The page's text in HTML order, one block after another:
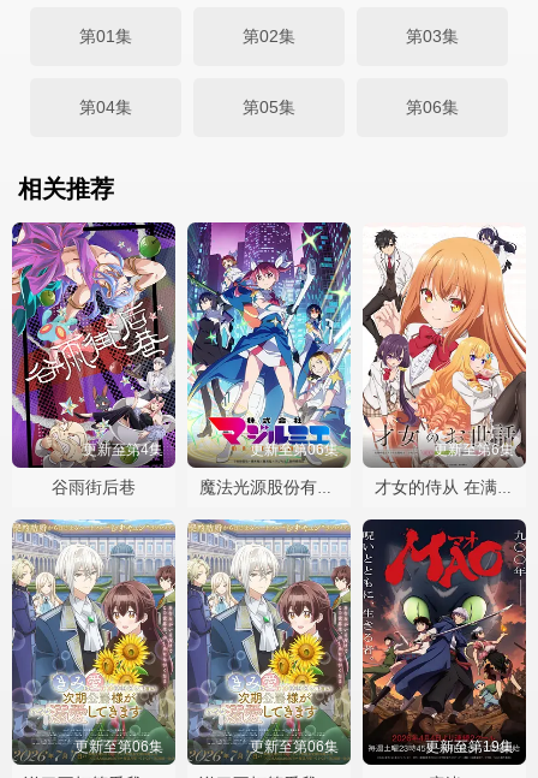
第01集 第02集 第03集
第04集 第05集 第06集
相关推荐
更新至第4集
谷雨街后巷
更新至第06集
魔法光源股份有限公司第二季
更新至第6集
才女的侍从 在满是高岭之花的贵族学校暗中照顾毫无生活自理能力的学院第一大小姐
更新至第06集 更新至第06集 更新至第19集